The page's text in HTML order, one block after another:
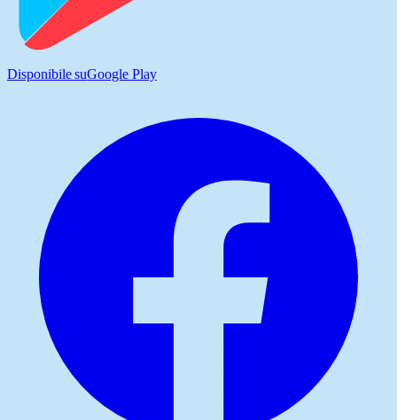
Disponibile suGoogle Play